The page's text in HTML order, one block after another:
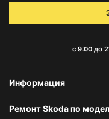
с 9:00 до
Информация
Ремонт Skoda по